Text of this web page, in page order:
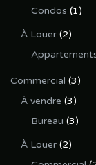
Condos (1)
À Louer (2)
Commercial (3)
À vendre (3)
Bureau (3)
À Louer (2)